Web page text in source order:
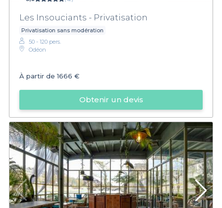
Les Insouciants - Privatisation
Privatisation sans modération
50 - 120 pers.
Odéon
À partir de1666 €
Obtenir un devis